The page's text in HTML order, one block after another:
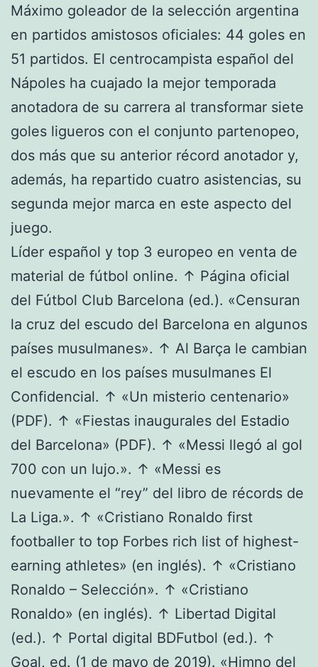
Máximo goleador de la selección argentina
en partidos amistosos oficiales: 44 goles en
51 partidos. El centrocampista español del
Nápoles ha cuajado la mejor temporada
anotadora de su carrera al transformar siete
goles ligueros con el conjunto partenopeo,
dos más que su anterior récord anotador y,
además, ha repartido cuatro asistencias, su
segunda mejor marca en este aspecto del
juego.
Líder español y top 3 europeo en venta de
material de fútbol online. ↑ Página oficial
del Fútbol Club Barcelona (ed.). «Censuran
la cruz del escudo del Barcelona en algunos
países musulmanes». ↑ Al Barça le cambian
el escudo en los países musulmanes El
Confidencial. ↑ «Un misterio centenario»
(PDF). ↑ «Fiestas inaugurales del Estadio
del Barcelona» (PDF). ↑ «Messi llegó al gol
700 con un lujo.». ↑ «Messi es
nuevamente el “rey” del libro de récords de
La Liga.». ↑ «Cristiano Ronaldo first
footballer to top Forbes rich list of highest-
earning athletes» (en inglés). ↑ «Cristiano
Ronaldo – Selección». ↑ «Cristiano
Ronaldo» (en inglés). ↑ Libertad Digital
(ed.). ↑ Portal digital BDFutbol (ed.). ↑
Goal, ed. (1 de mayo de 2019). «Himno del